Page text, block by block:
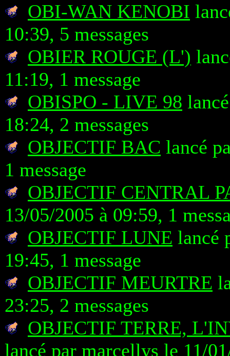
OBI-WAN KENOBI
10:39, 5 messages
OBIER ROUGE (L')
11:19, 1 message
OBISPO - LIVE 98
18:24, 2 messages
OBJECTIF BAC lancé
1 message
OBJECTIF CENTRAL
13/05/2005 à 09:59, 1
OBJECTIF LUNE lancé
19:45, 1 message
OBJECTIF MEURTRE
23:25, 2 messages
OBJECTIF TERRE,
lancé par marcellys le 11/